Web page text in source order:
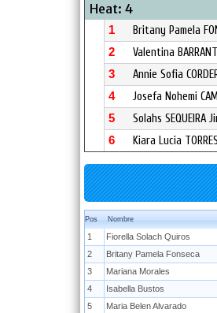
Heat: 4
1 Britany Pamela
2 Valentina
3 Annie Sofia
4 Josefa Nohemi
5 Solahs SEQUEIRA
6 Kiara Lucia
Pos Nombre
1 Fiorella Solach Quiros
2
Britany Pamela Fonseca
3
Mariana Morales
4
Isabella Bustos
5
Maria Belen Alvarado